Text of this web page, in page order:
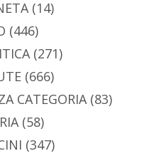
(14)
(446)
(271)
(666)
CATEGORIA(83)
(58)
(347)